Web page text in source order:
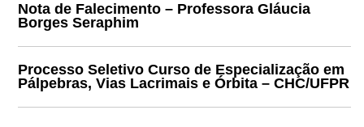
Nota de Falecimento – Professora Gláucia
Borges Seraphim
Processo Seletivo Curso de Especialização em
Pálpebras, Vias Lacrimais e Órbita – CHC/UFPR